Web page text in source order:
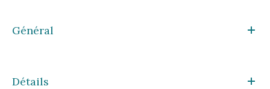
Général
Détails